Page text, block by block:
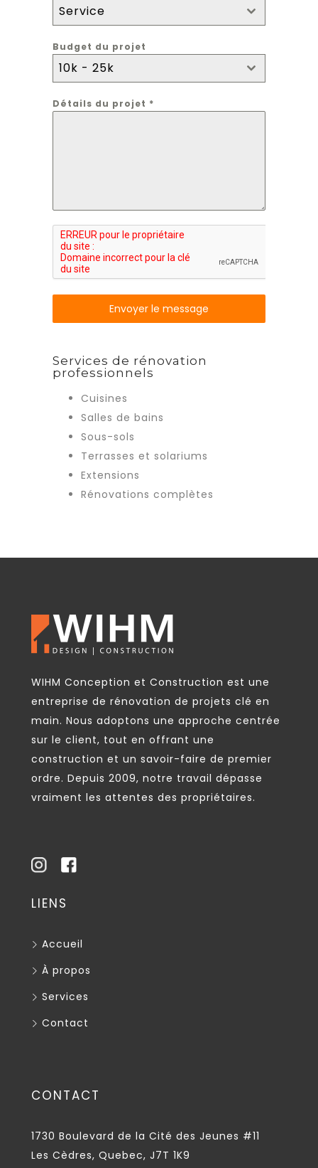
Service
Budget du projet
10k - 25k
Détails du projet *
Envoyer le message
Services de rénovation
professionnels
Cuisines
Salles de bains
Sous-sols
Terrasses et solariums
Extensions
Rénovations complètes
WIHM Conception et Construction est une
entreprise de rénovation de projets clé en
main. Nous adoptons une approche centrée
sur le client, tout en offrant une
construction et un savoir-faire de premier
ordre. Depuis 2009, notre travail dépasse
vraiment les attentes des propriétaires.
LIENS
Accueil
À propos
Services
Contact
CONTACT
1730 Boulevard de la Cité des Jeunes #11
Les Cèdres, Quebec, J7T 1K9